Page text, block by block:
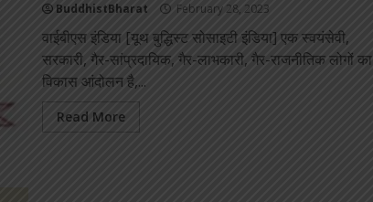
BuddhistBharat February 28, 2023
वाईबीएस इंडिया [यूथ बुद्धिस्ट सोसाइटी इंडिया] एक स्वयंसेवी,
सरकारी, गैर-सांप्रदायिक, गैर-लाभकारी, गैर-राजनीतिक लोगों का
विकास आंदोलन है,...
Read More